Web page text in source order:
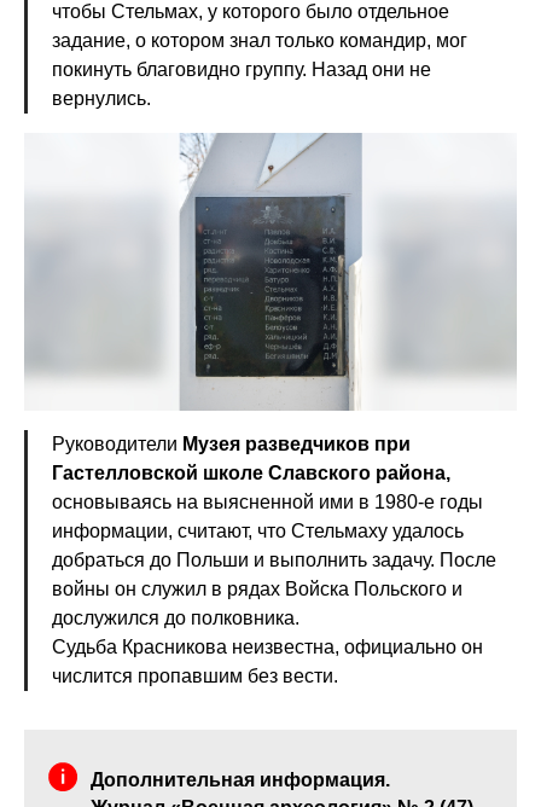
чтобы Стельмах, у которого было отдельное
задание, о котором знал только командир, мог
покинуть благовидно группу. Назад они не
вернулись.
Руководители Музея разведчиков при
Гастелловской школе Славского района,
основываясь на выясненной ими в 1980-е годы
информации, считают, что Стельмаху удалось
добраться до Польши и выполнить задачу. После
войны он служил в рядах Войска Польского и
дослужился до полковника.
Судьба Красникова неизвестна, официально он
числится пропавшим без вести.
Дополнительная информация.